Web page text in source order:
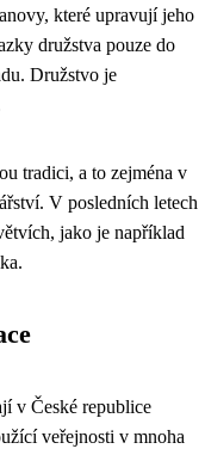
které upravují jeho
družstva pouze do
Družstvo je
tradici, a to zejména v
V posledních letech
jako je například
v České republice
veřejnosti v mnoha